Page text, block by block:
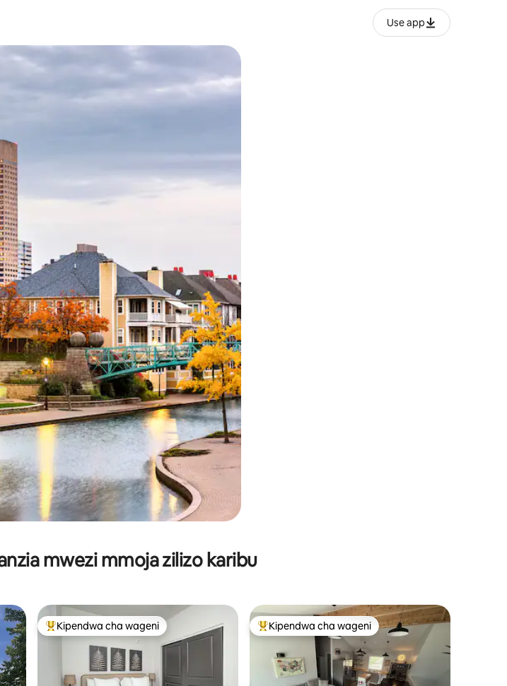
Use app
au uchunguze kwa kugusa au kutelezesha kidole kwenye ishara.
mwezi mmoja zilizo karibu
Kipendwa maarufu cha wageni
Kipendwa cha wageni Kipendwa maarufu cha wageni
Kipendwa cha wageni